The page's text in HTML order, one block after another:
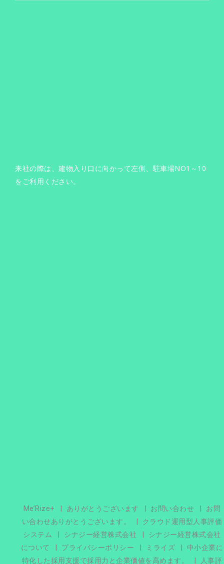
来社の際は、建物入り口に向かって左側、駐車場NO1～10
をご利用ください。
Me’Rize+ ありがとうございます お問い合わせ
お問
い合わせありがとうございます。
クラウド運用型人事評価
システム
シナジー経営株式会社
シナジー経営株式会社
について
プライバシーポリシー ミライズ
中小企業に
特化した採用支援で採用力と企業価値を高めます。
人事評